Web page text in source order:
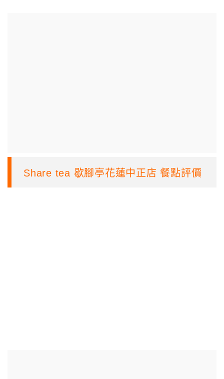
Share tea 歇腳亭花蓮中正店 餐點評價